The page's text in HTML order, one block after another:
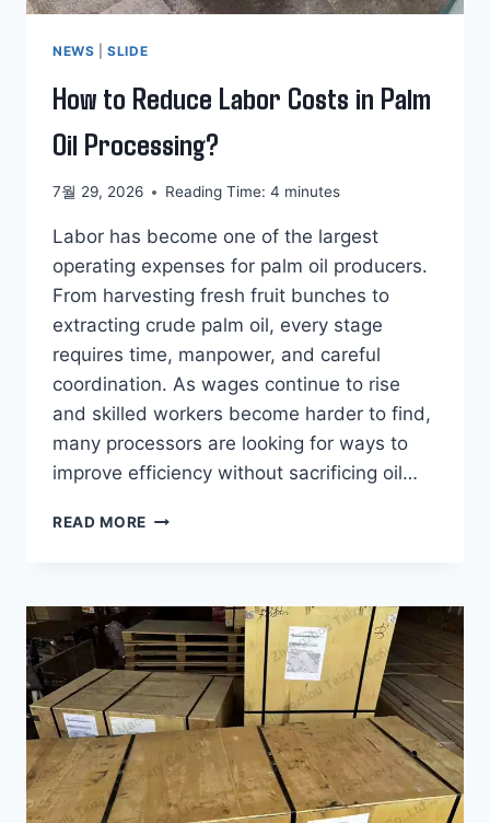
NEWS |SLIDE
How to Reduce Labor Costs in Palm
Oil Processing?
7월 29, 2026 Reading Time: 4 minutes
Labor has become one of the largest
operating expenses for palm oil producers.
From harvesting fresh fruit bunches to
extracting crude palm oil, every stage
requires time, manpower, and careful
coordination. As wages continue to rise
and skilled workers become harder to find,
many processors are looking for ways to
improve efficiency without sacrificing oil…
READ MORE HOW
COSTS
IN
PALM
OIL
PROCESSING?